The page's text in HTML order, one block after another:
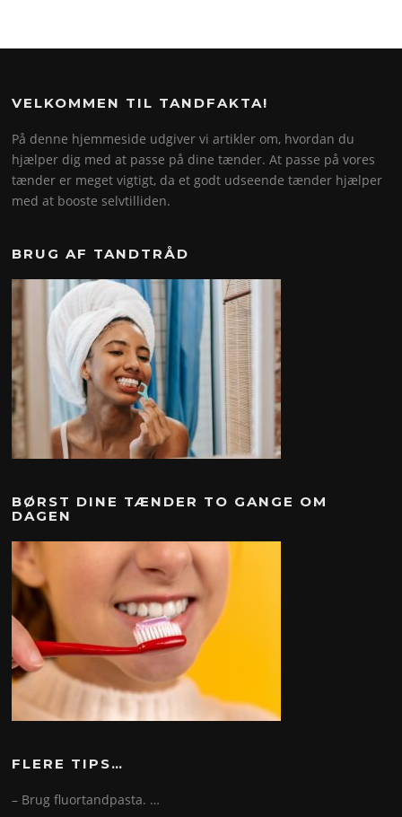
VELKOMMEN TIL TANDFAKTA!
På denne hjemmeside udgiver vi artikler om, hvordan du
hjælper dig med at passe på dine tænder. At passe på vores
tænder er meget vigtigt, da et godt udseende tænder hjælper
med at booste selvtilliden.
BRUG AF TANDTRÅD
BØRST DINE TÆNDER TO GANGE OM
DAGEN
FLERE TIPS…
– Brug fluortandpasta. …